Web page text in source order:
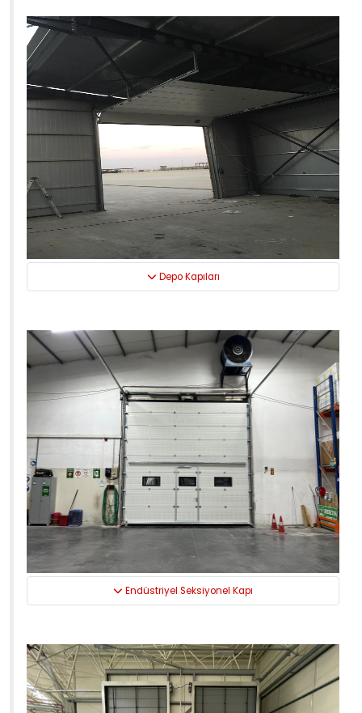
Depo Kapıları
Endüstriyel Seksiyonel Kapı